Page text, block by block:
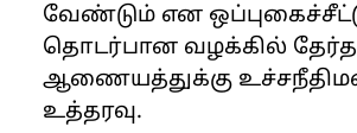
வேண்டும் என
தொடர்பான வழக்கில்
ஆணையத்துக்கு
உத்தரவு.